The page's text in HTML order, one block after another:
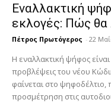
Εναλλακτική
εκλογές: Πώς θα
Πέτρος Πρωτόγερος - 22
Η εναλλακτική ψήφος
προβλέψεις του νέου
φαίνεται στο ψηφοδέλτιο,
προσμέτρηση στις